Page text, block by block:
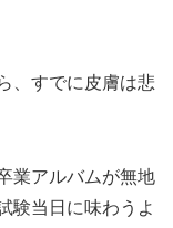
、すでに皮膚は悲
業アルバムが無地
験当日に味わうよ